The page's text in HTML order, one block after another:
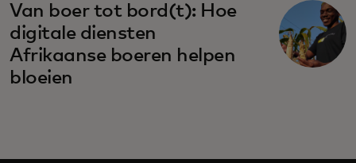
Van boer tot bord(t): Hoe
digitale diensten
Afrikaanse boeren helpen
bloeien